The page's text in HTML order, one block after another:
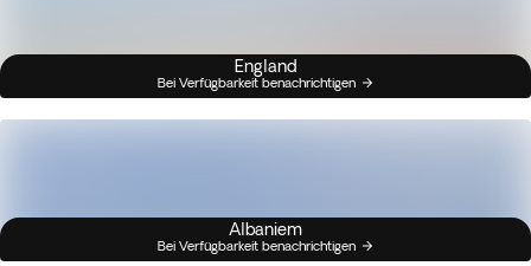
England
Bei Verfügbarkeit benachrichtigen
Albaniem
Bei Verfügbarkeit benachrichtigen